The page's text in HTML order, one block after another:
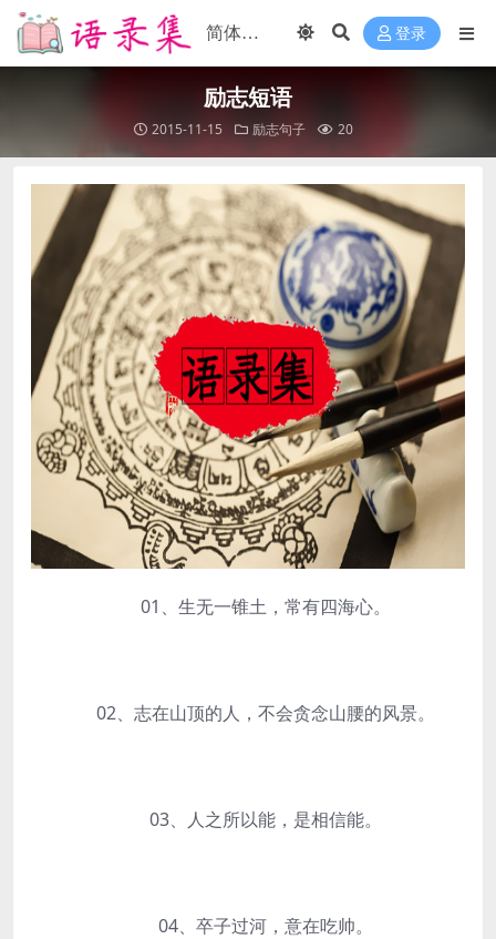
登录
励志短语
2015-11-15 励志句子 20
01、生无一锥土，常有四海心。
02、志在山顶的人，不会贪念山腰的风景。
03、人之所以能，是相信能。
04、卒子过河，意在吃帅。